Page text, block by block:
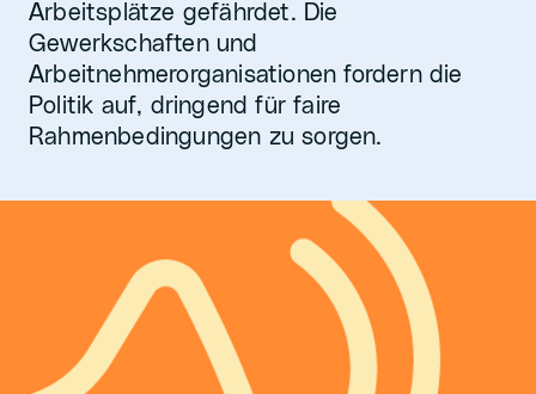
Arbeitsplätze gefährdet. Die
Gewerkschaften und
Arbeitnehmerorganisationen fordern die
Politik auf, dringend für faire
Rahmenbedingungen zu sorgen.